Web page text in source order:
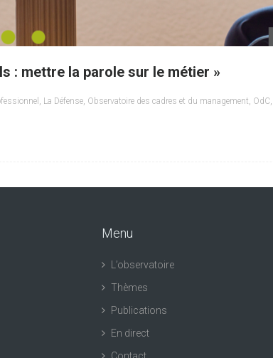
: mettre la parole sur le métier »
, La Défense, Observatoire des cadres et du management, OdC,
Menu
L’observatoire
Thèmes
Publications
En direct